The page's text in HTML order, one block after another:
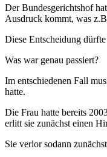
Der Bundesgerichtshof
Ausdruck kommt, was
Diese Entscheidung
Was war genau passiert?
Im entschiedenen Fall
hatte.
Die Frau hatte bereits
erlitt sie zunächst einen
Sie verlor sodann